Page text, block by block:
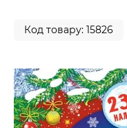
Код товару: 15826